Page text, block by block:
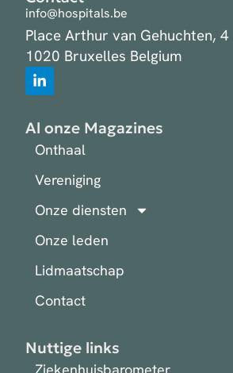
info@hospitals.be
Place Arthur van Gehuchten, 4
1020 Bruxelles Belgium
Al onze Magazines
Onthaal
Vereniging
Onze diensten
Onze leden
Lidmaatschap
Contact
Nuttige links